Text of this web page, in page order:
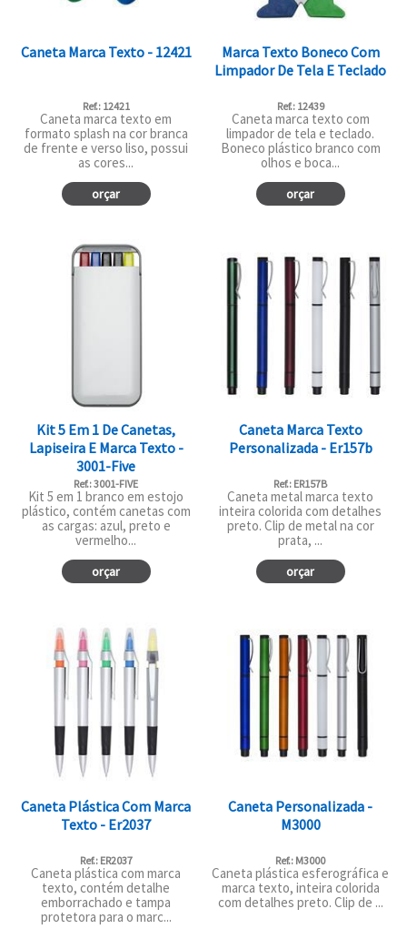
Caneta Marca Texto - 12421
Ref.: 12421
Caneta marca texto em
formato splash na cor branca
de frente e verso liso, possui
as cores...
orçar
Marca Texto Boneco Com
Limpador De Tela E Teclado
Ref.: 12439
Caneta marca texto com
limpador de tela e teclado.
Boneco plástico branco com
olhos e boca...
orçar
Kit 5 Em 1 De Canetas,
Lapiseira E Marca Texto -
3001-Five
Ref.: 3001-FIVE
Kit 5 em 1 branco em estojo
plástico, contém canetas com
as cargas: azul, preto e
vermelho...
orçar
Caneta Marca Texto
Personalizada - Er157b
Ref.: ER157B
Caneta metal marca texto
inteira colorida com detalhes
preto. Clip de metal na cor
prata, ...
orçar
Caneta Plástica Com Marca
Texto - Er2037
Ref.: ER2037
Caneta plástica com marca
texto, contém detalhe
emborrachado e tampa
protetora para o marc...
Caneta Personalizada -
M3000
Ref.: M3000
Caneta plástica esferográfica e
marca texto, inteira colorida
com detalhes preto. Clip de ...